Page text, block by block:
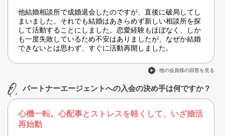
他結婚相談所で成婚退会したのですが、直後に破局してし
まいました。それでも結婚はあきらめず新しい相談所を探
して活動することにしました。恋愛経験もほぼなく、しか
も一度失敗しているため不安はありましたが、なぜか結婚
できないとは思わず、すぐに活動再開しました。
他の会員様の回答を見る
パートナーエージェントへの入会の決め手は何ですか？
心機一転。心配事とストレスを軽くして、いざ婚活
再始動